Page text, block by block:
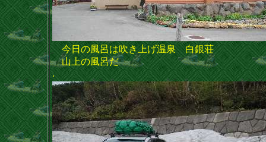
今日の風呂は吹き上げ温泉 白銀荘
山上の風呂だ
.